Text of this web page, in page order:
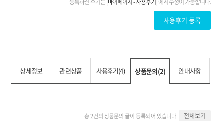
상세정보 관련상품 사용후기(4) 상품문의(2) 안내사항